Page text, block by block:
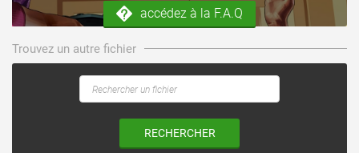
accédez à la F.A.Q
Trouvez un autre fichier
RECHERCHER